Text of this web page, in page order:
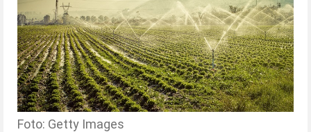
Foto: Getty Images